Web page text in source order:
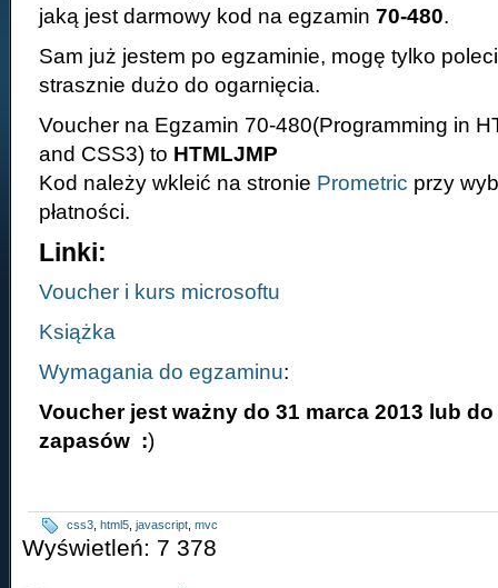
jaką jest darmowy kod na egzamin 70-480.
Sam już jestem po egzaminie, mogę tylko
strasznie dużo do ogarnięcia.
Voucher na Egzamin 70-480(Programming in
and CSS3) to HTMLJMP
Kod należy wkleić na stronie Prometric przy
płatności.
Linki:
Voucher i kurs microsoftu
Książka
Wymagania do egzaminu:
Voucher jest ważny do 31 marca 2013 lub
zapasów :)
css3 html5 javascript mvc
Wyświetleń: 7 378